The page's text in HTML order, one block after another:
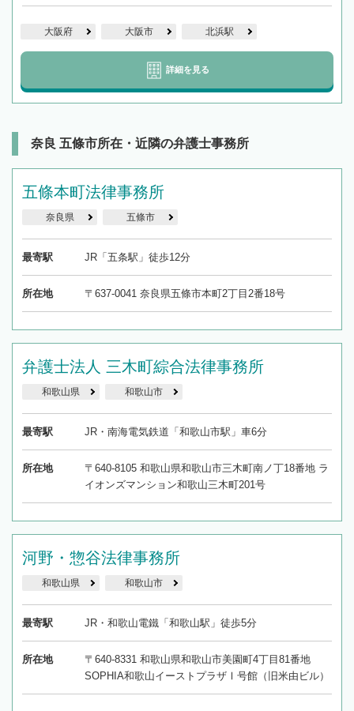
大阪府 大阪市 北浜駅
詳細を見る
奈良 五條市所在・近隣の弁護士事務所
五條本町法律事務所
奈良県 五條市
最寄駅 JR「五条駅」徒歩12分
所在地 〒637-0041 奈良県五條市本町2丁目2番18号
弁護士法人 三木町綜合法律事務所
和歌山県 和歌山市
最寄駅 JR・南海電気鉄道「和歌山市駅」車6分
所在地
〒640-8105 和歌山県和歌山市三木町南ノ丁18番地 ラ
イオンズマンション和歌山三木町201号
河野・惣谷法律事務所
和歌山県 和歌山市
最寄駅 JR・和歌山電鐵「和歌山駅」徒歩5分
所在地
〒640-8331 和歌山県和歌山市美園町4丁目81番地
SOPHIA和歌山イーストプラザⅠ号館（旧米由ビル）